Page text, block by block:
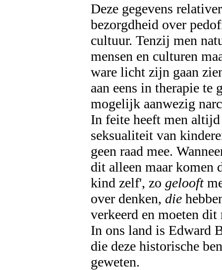
Deze gegevens
bezorgdheid over
cultuur. Tenzij men
mensen en culturen
ware licht zijn gaan
aan eens in therapie te
mogelijk aanwezig
In feite heeft men altijd
seksualiteit van
geen raad mee.
dit alleen maar
kind zelf', zo gelooft
over denken, die
verkeerd en moeten
In ons land is Edward
die deze historische
geweten.